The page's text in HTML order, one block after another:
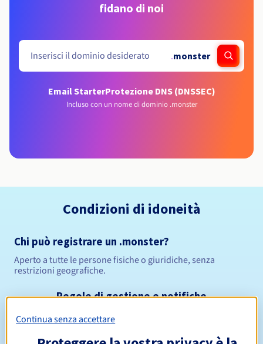
fidano di noi
.monster
Email StarterProtezione DNS (DNSSEC)
Incluso con un nome di dominio .monster
Condizioni di idoneità
Chi può registrare un .monster?
Aperto a tutte le persone fisiche o giuridiche, senza
restrizioni geografiche.
Regole di gestione e notifiche
Periodo di registrazione
Continua senza accettare